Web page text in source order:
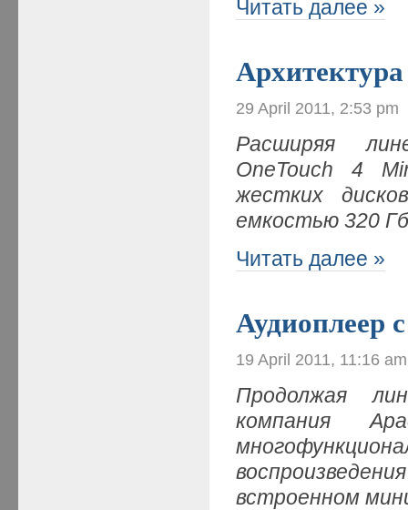
Читать далее »
29 April 2011, 2:53 pm
Расширяя
OneTouch
4
жестких
емкостью 320
Читать далее »
Аудиоплеер
19 April 2011, 11:16 am
Продолжая
компания
встроенном